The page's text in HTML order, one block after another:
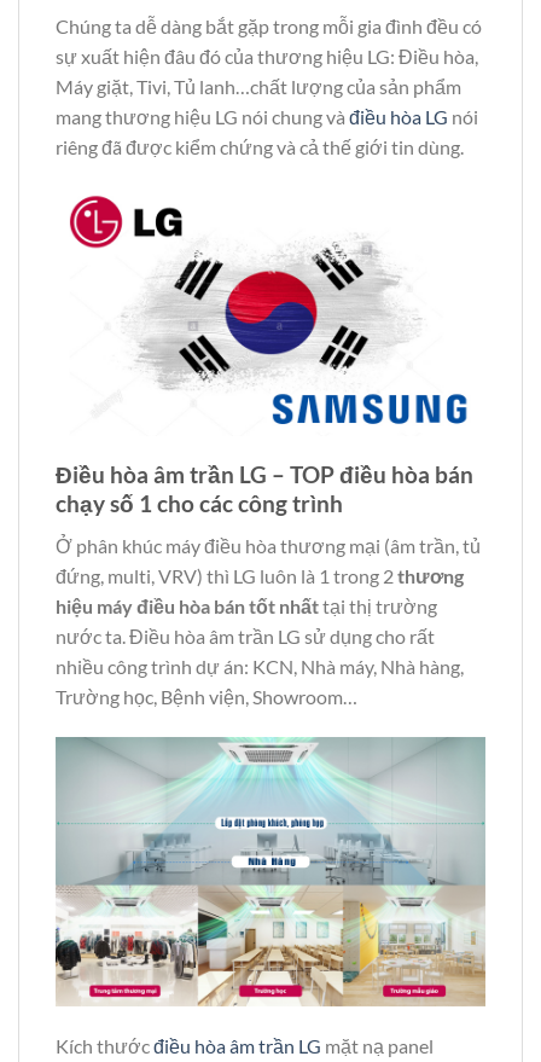
Chúng ta dễ dàng bắt gặp trong mỗi gia đình đều có
sự xuất hiện đâu đó của thương hiệu LG: Điều hòa,
Máy giặt, Tivi, Tủ lanh…chất lượng của sản phẩm
mang thương hiệu LG nói chung và điều hòa LG nói
riêng đã được kiểm chứng và cả thế giới tin dùng.
Điều hòa âm trần LG – TOP điều hòa bán
chạy số 1 cho các công trình
Ở phân khúc máy điều hòa thương mại (âm trần, tủ
đứng, multi, VRV) thì LG luôn là 1 trong 2thương
hiệu máy điều hòa bán tốt nhấttại thị trường
nước ta. Điều hòa âm trần LG sử dụng cho rất
nhiều công trình dự án: KCN, Nhà máy, Nhà hàng,
Trường học, Bệnh viện, Showroom…
Kích thướcđiều hòa âm trần LG mặt nạ panel